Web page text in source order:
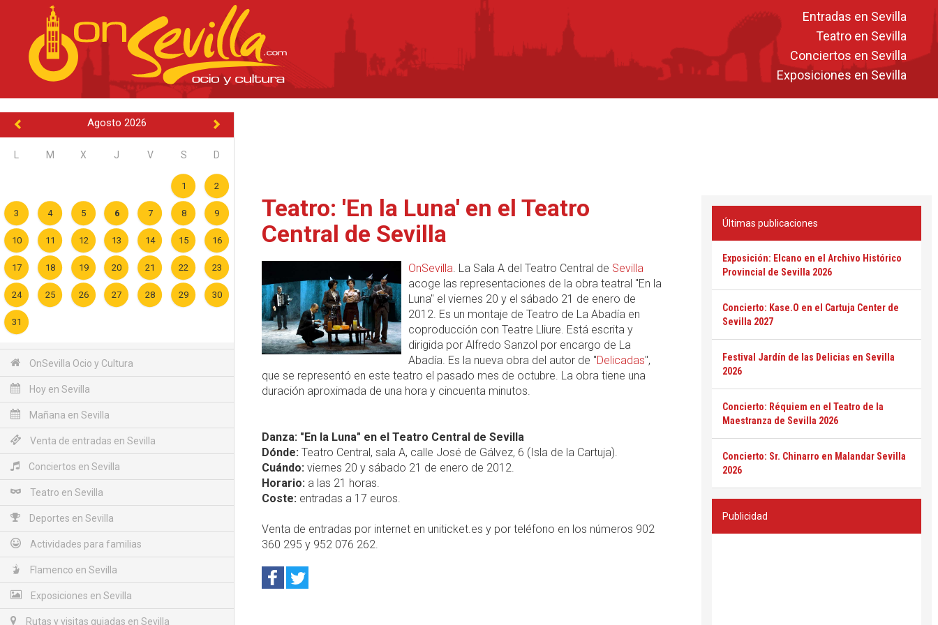
Entradas en Sevilla
Teatro en Sevilla
Conciertos en Sevilla
Exposiciones en Sevilla
Agosto 2026
M X J V S D
1 2
3 4 5 6 7 8 9
10 11 12 13 14 15 16
17 18 19 20 21 22 23
24 25 26 27 28 29 30
31
OnSevilla Ocio y Cultura
Hoy en Sevilla
Mañana en Sevilla
Venta de entradas en Sevilla
Conciertos en Sevilla
Teatro en Sevilla
Deportes en Sevilla
Actividades para familias
Flamenco en Sevilla
Exposiciones en Sevilla
Rutas y visitas guiadas en Sevilla
Teatro: 'En la Luna' en el Teatro
Central de Sevilla
OnSevilla. La Sala A del Teatro Central de Sevilla
acoge las representaciones de la obra teatral "En la
Luna" el viernes 20 y el sábado 21 de enero de
2012. Es un montaje de Teatro de La Abadía en
coproducción con Teatre Lliure. Está escrita y
dirigida por Alfredo Sanzol por encargo de La
Abadía. Es la nueva obra del autor de "Delicadas",
que se representó en este teatro el pasado mes de octubre. La obra tiene una
duración aproximada de una hora y cincuenta minutos.
Danza: "En la Luna" en el Teatro Central de Sevilla
Dónde: Teatro Central, sala A, calle José de Gálvez, 6 (Isla de la Cartuja).
Cuándo: viernes 20 y sábado 21 de enero de 2012.
Horario: a las 21 horas.
Coste: entradas a 17 euros.
Venta de entradas por internet en uniticket.es y por teléfono en los números 902
360 295 y 952 076 262.
Últimas publicaciones
Exposición: Elcano en el Archivo Histórico
Provincial de Sevilla 2026
Concierto: Kase.O en el Cartuja Center de
Sevilla 2027
Festival Jardín de las Delicias en Sevilla
2026
Concierto: Réquiem en el Teatro de la
Maestranza de Sevilla 2026
Concierto: Sr. Chinarro en Malandar Sevilla
2026
Publicidad